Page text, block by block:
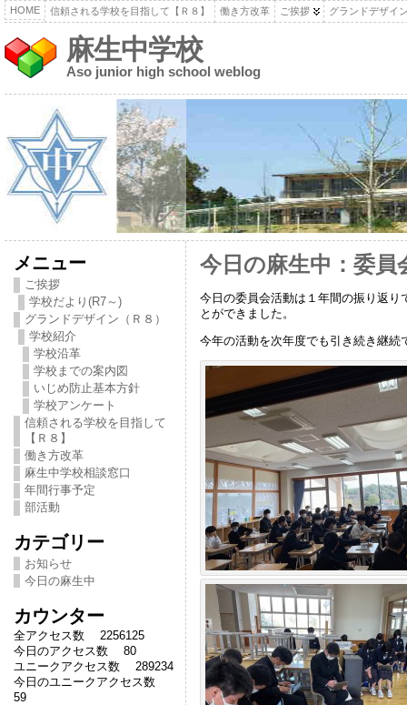
HOME 信頼される学校を目指して【Ｒ８】 働き方改革 ご挨拶 グランドデザイ
麻生中学校
Aso junior high school weblog
メニュー
ご挨拶
学校だより(R7～)
グランドデザイン（Ｒ８）
学校紹介
学校沿革
学校までの案内図
いじめ防止基本方針
学校アンケート
信頼される学校を目指して
【Ｒ８】
働き方改革
麻生中学校相談窓口
年間行事予定
部活動
カテゴリー
お知らせ
今日の麻生中
カウンター
全アクセス数 2256125
今日のアクセス数 80
ユニークアクセス数 289234
今日のユニークアクセス数
59
今日の麻生中：委員
今日の委員会活動は１年間の振り返
とができました。
今年の活動を次年度でも引き続き継